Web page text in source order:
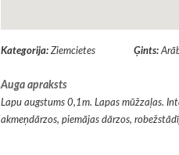
Kategorija: Ziemcietes Ģints:
Auga apraksts
Lapu augstums 0,1m. Lapas mūžzaļas.
akmeņdārzos, piemājas dārzos,